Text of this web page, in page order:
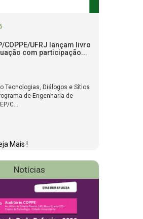
COPPE/UFRJ lançam livro
com participação...
Tecnologias, Diálogos e Sítios
de Engenharia de
C...
Mais !
Notícias